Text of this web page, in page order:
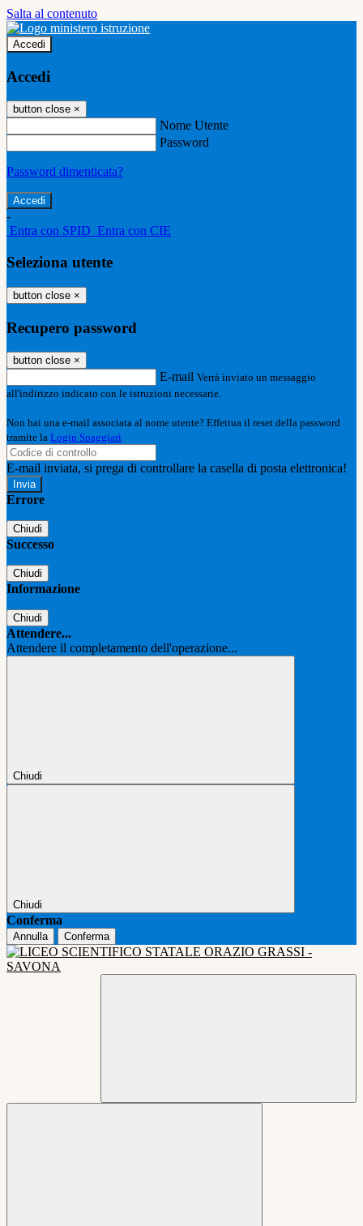
Salta al contenuto
Accedi
Accedi
button close ×
Nome Utente
Password
Password dimenticata?
-
Entra con SPID Entra con CIE
Seleziona utente
button close ×
Recupero password
button close ×
E-mail Verrà inviato un messaggio
all'indirizzo indicato con le istruzioni necessarie.
Non hai una e-mail associata al nome utente? Effettua il reset della password
tramite la Login Spaggiari
E-mail inviata, si prega di controllare la casella di posta elettronica!
Errore
Chiudi
Successo
Chiudi
Informazione
Chiudi
Attendere...
Attendere il completamento dell'operazione...
Chiudi
Chiudi
Conferma
Annulla Conferma